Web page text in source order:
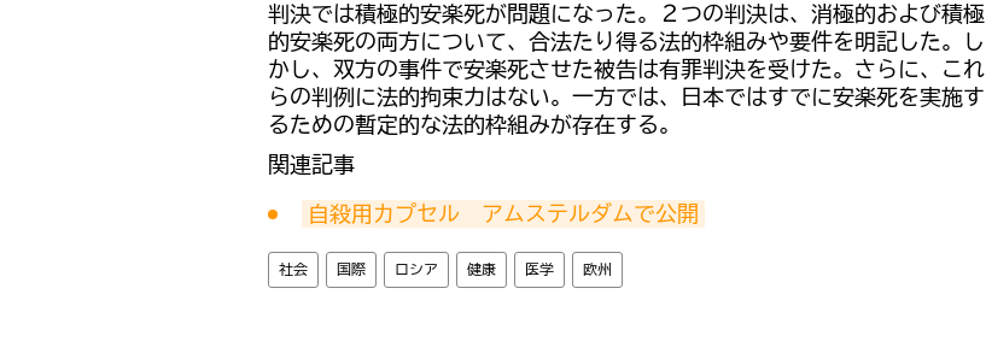
判決では積極的安楽死が問題になった。２つの判決は、消極的および積極
的安楽死の両方について、合法たり得る法的枠組みや要件を明記した。し
かし、双方の事件で安楽死させた被告は有罪判決を受けた。さらに、これ
らの判例に法的拘束力はない。一方では、日本ではすでに安楽死を実施す
るための暫定的な法的枠組みが存在する。
関連記事
自殺用カプセル　アムステルダムで公開
社会 国際 ロシア 健康 医学 欧州